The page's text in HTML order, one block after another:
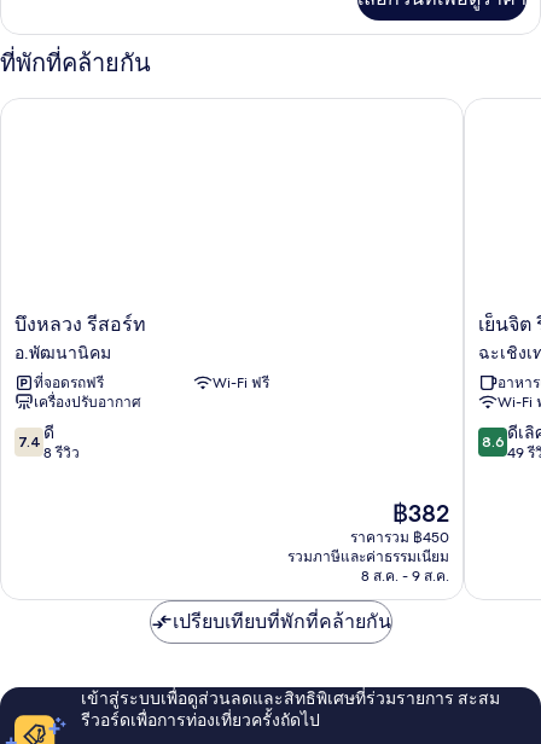
เกี่ยว
กับ
Standard
Double
Room
ที่พักที่คล้ายกัน
บึง
หลวง
รีสอร์ท
อ.พัฒนานิคม
บึงหลวง รีสอร์ท
อ.พัฒนานิคม
ที่จอดรถฟรี
Wi-Fi ฟรี
เครื่องปรับอากาศ
7.4
จาก
7.4 ดี
8 รีวิว
ราคา
ปัจจุบัน
คือ
฿382
฿382
ราคารวม ฿450
รวมภาษีและค่าธรรมเนียม
8 ส.ค. - 9 ส.ค.
บึงหลวง รีสอร์ท
เย็น
รีสอร์ท
ฉะเชิงเ
เย็นจิต
ฉะเชิงเ
อาหา
Wi-Fi
8.6
จาก
8.6 ดีเลิ
49 รี
เย็นจิต รี
เปรียบเทียบที่พักที่คล้ายกัน
เข้าสู่ระบบเพื่อดูส่วนลดและสิทธิพิเศษที่ร่วมรายการ สะสม
รีวอร์ดเพื่อการท่องเที่ยวครั้งถัดไป